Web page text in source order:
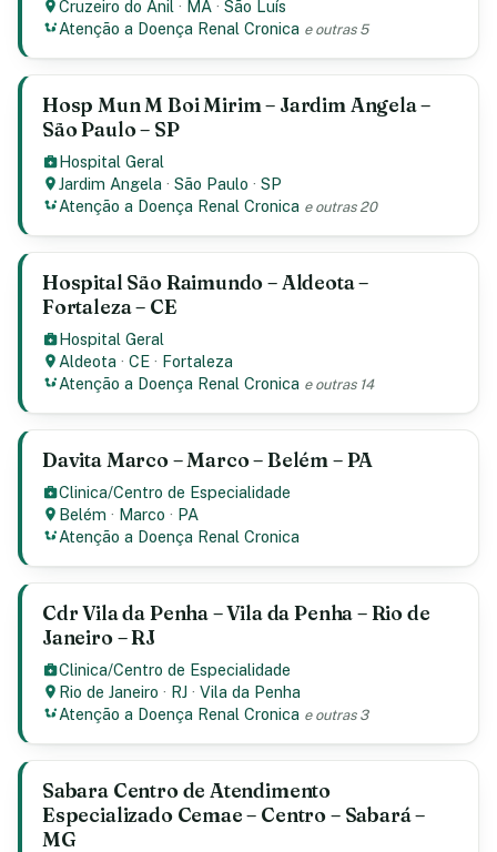
Cruzeiro do Anil · MA ·São Luís
Atenção a Doença Renal Cronica e outras 5
Hosp Mun M Boi Mirim – Jardim Angela –
São Paulo – SP
Hospital Geral
Jardim Angela ·São Paulo ·SP
Atenção a Doença Renal Cronica e outras 20
Hospital São Raimundo – Aldeota –
Fortaleza – CE
Hospital Geral
Aldeota ·CE · Fortaleza
Atenção a Doença Renal Cronica e outras 14
Davita Marco – Marco – Belém – PA
Clinica/Centro de Especialidade
Belém · Marco · PA
Atenção a Doença Renal Cronica
Cdr Vila da Penha – Vila da Penha – Rio de
Janeiro – RJ
Clinica/Centro de Especialidade
Rio de Janeiro · RJ ·Vila da Penha
Atenção a Doença Renal Cronica e outras 3
Sabara Centro de Atendimento
Especializado Cemae – Centro – Sabará –
MG